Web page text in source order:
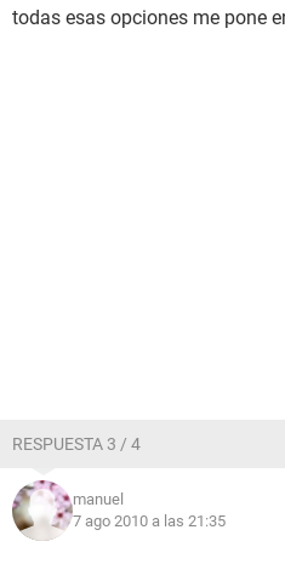
todas esas opciones me pone
RESPUESTA 3 / 4
manuel
7 ago 2010 a las 21:35